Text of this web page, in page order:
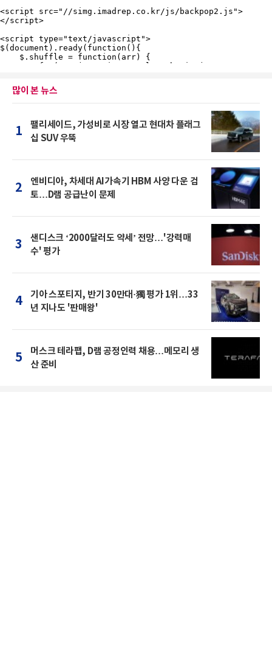
많이 본 뉴스
1
팰리세이드, 가성비로 시장 열고 현대차 플래그
십 SUV 우뚝
2
엔비디아, 차세대 AI가속기 HBM 사양 다운 검
토…D램 공급난이 문제
3
샌디스크 ‘2000달러도 약세’ 전망…'강력매
수' 평가
4
기아 스포티지, 반기 30만대·獨 평가 1위…33
년 지나도 '판매왕'
5
머스크 테라팹, D램 공정인력 채용…메모리 생
산 준비